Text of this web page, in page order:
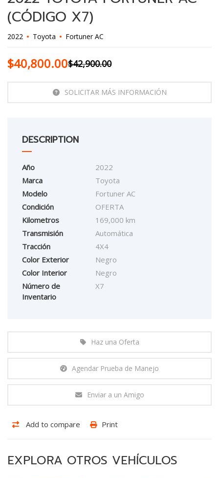
(CÓDIGO X7)
2022 Toyota Fortuner AC
$42,900.00
$40,800.00
SOLICITAR MÁS INFORMACIÓN
DESCRIPTION
Año
2022
Marca
Toyota
Modelo
Fortuner AC
Condición
OFERTA
Kilometros
169,000 km
Transmisión
Automática
Tracción
4X4
Color Exterior
Negro
Color Interior
Negro
Número de
Inventario
X7
Haz una Oferta
Agendar Prueba de Manejo
Enviar a un Amigo
Add to compare Print
EXPLORA OTROS VEHÍCULOS